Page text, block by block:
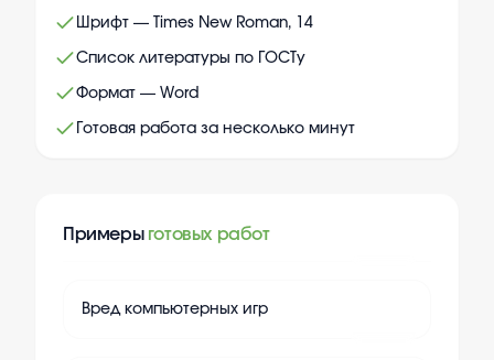
Шрифт — Times New Roman, 14
Список литературы по ГОСТу
Формат — Word
Готовая работа за несколько минут
Примеры готовых работ
Вред компьютерных игр